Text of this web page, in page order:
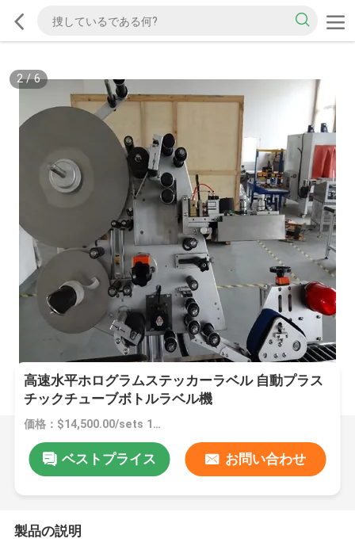
2/6
高速水平ホログラムステッカーラベル 自動プラス
チックチューブボトルラベル機
価格：$14,500.00/sets 1-2 sets
ベストプライス お問い合わせ
製品の説明